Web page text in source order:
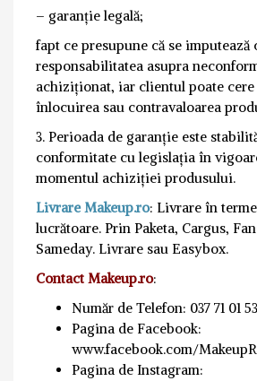
– garanție legală;
fapt ce presupune că se
responsabilitatea asupra
achiziționat, iar clientul poate cere
înlocuirea sau contravaloarea
3. Perioada de garanție este
conformitate cu legislația în
momentul achiziției produsului.
Livrare Makeup.ro: Livrare în
lucrătoare. Prin Paketa, Cargus,
Sameday. Livrare sau Easybox.
Contact Makeup.ro:
Număr de Telefon: 037 71 01
Pagina de Facebook:
www.facebook.com/
Pagina de Instagram: